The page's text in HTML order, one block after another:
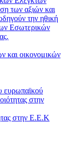
των αξιών και
την ηθική
Εσωτερικών
και οικονομικών
ευρωπαϊκού
στην
στην Ε.Ε.Κ